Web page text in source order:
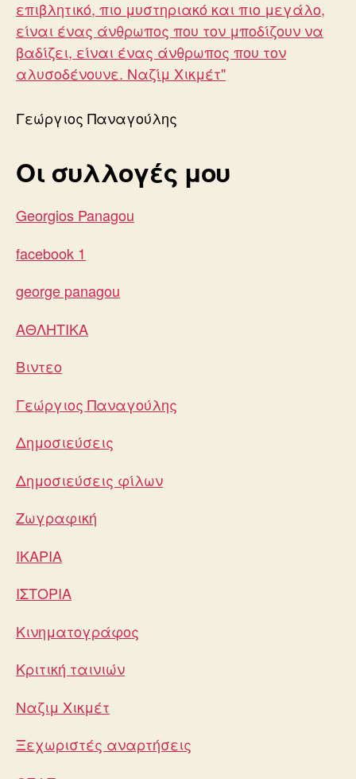
Γεώργιος Παναγούλης
Οι συλλογές μου
Georgios Panagou
facebook 1
george panagou
ΑΘΛΗΤΙΚΑ
Βιντεο
Γεώργιος Παναγούλης
Δημοσιεύσεις
Δημοσιεύσεις φίλων
Ζωγραφική
ΙΚΑΡΙΑ
ΙΣΤΟΡΙΑ
Κινηματογράφος
Κριτική ταινιών
Ναζιμ Χικμέτ
Ξεχωριστές αναρτήσεις